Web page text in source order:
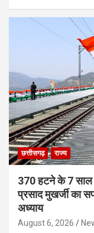
छत्तीसगढ़ राज्य
370 हटने के 7 साल
प्रसाद मुखर्जी का
अध्याय
August 6, 2026